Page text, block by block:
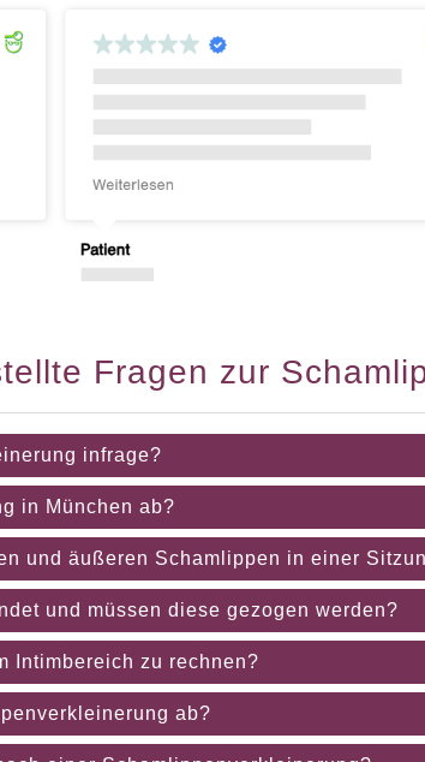
Fragen zur
infrage?
in München ab?
und äußeren Schamlippen in einer
und müssen diese gezogen werden?
Intimbereich zu rechnen?
ab?